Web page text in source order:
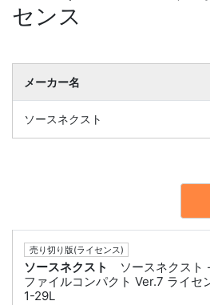
センス
メーカー名
ソースネクスト
売り切り版(ライセンス)
ソースネクスト
ソースネクスト
ファイルコンパクト Ver.7 ライセ
1-29L